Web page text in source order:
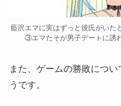
藍沢エマに実はずっと彼氏がいた
③エマたそが男子デートに誘
また、ゲームの勝敗につい
うです。